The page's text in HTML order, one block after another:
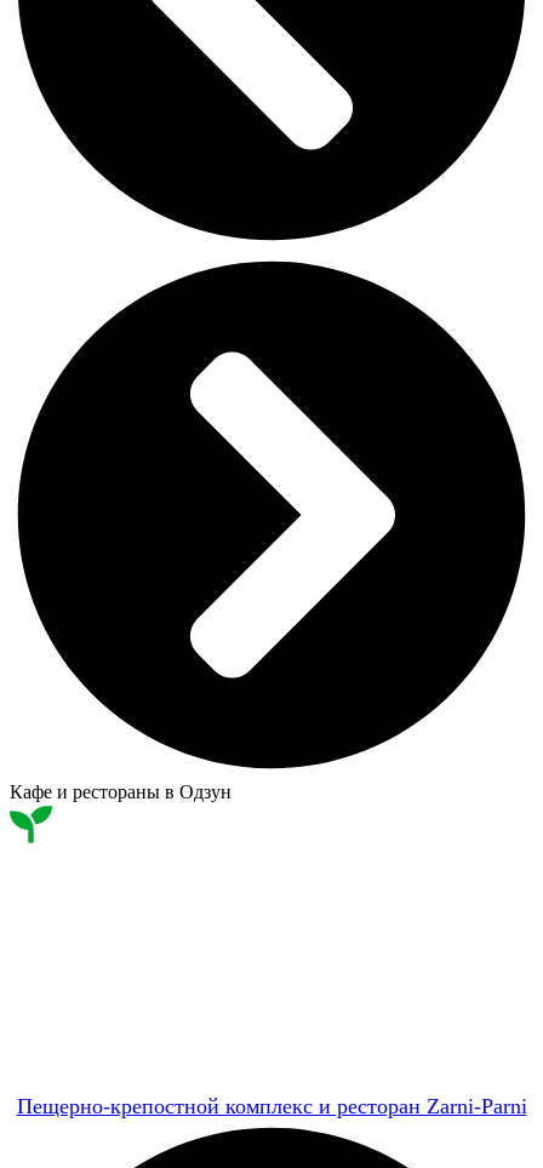
Кафе и рестораны в Одзун
Пещерно-крепостной комплекс и ресторан Zarni-Parni